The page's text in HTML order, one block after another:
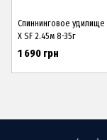
Спиннинговое удилище
X SF 2.45м 8-35г
1 690 грн